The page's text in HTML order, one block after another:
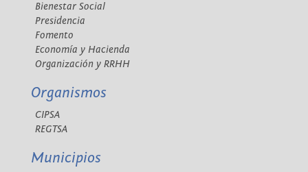
Bienestar Social
Presidencia
Fomento
Economía y Hacienda
Organización y RRHH
Organismos
CIPSA
REGTSA
Municipios